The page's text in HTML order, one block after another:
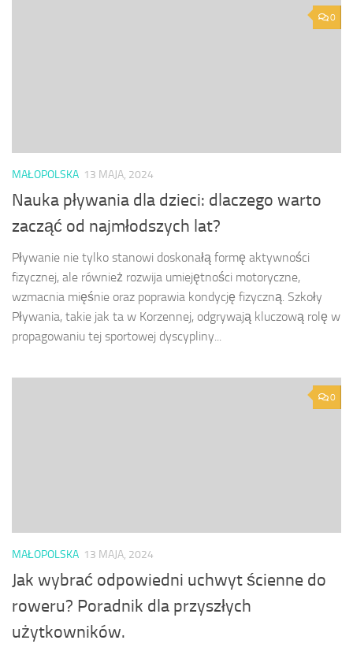
0
MAŁOPOLSKA 13 MAJA, 2024
Nauka pływania dla dzieci: dlaczego warto
zacząć od najmłodszych lat?
Pływanie nie tylko stanowi doskonałą formę aktywności
fizycznej, ale również rozwija umiejętności motoryczne,
wzmacnia mięśnie oraz poprawia kondycję fizyczną. Szkoły
Pływania, takie jak ta w Korzennej, odgrywają kluczową rolę w
propagowaniu tej sportowej dyscypliny...
0
MAŁOPOLSKA 13 MAJA, 2024
Jak wybrać odpowiedni uchwyt ścienne do
roweru? Poradnik dla przyszłych
użytkowników.